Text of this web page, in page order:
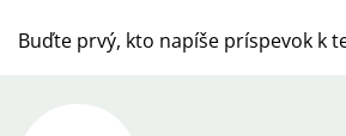
Buďte prvý, kto napíše príspevok k